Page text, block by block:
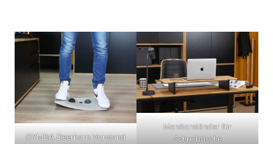
GYMBA Deerhorn Vorstand
Monitorständer für
Schreibtische